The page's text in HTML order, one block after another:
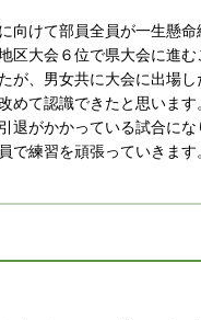
向けて部員全員が一生懸命
区大会６位で県大会に進む
が、男女共に大会に出場し
めて認識できたと思います
がかかっている試合にな
で練習を頑張っていきます